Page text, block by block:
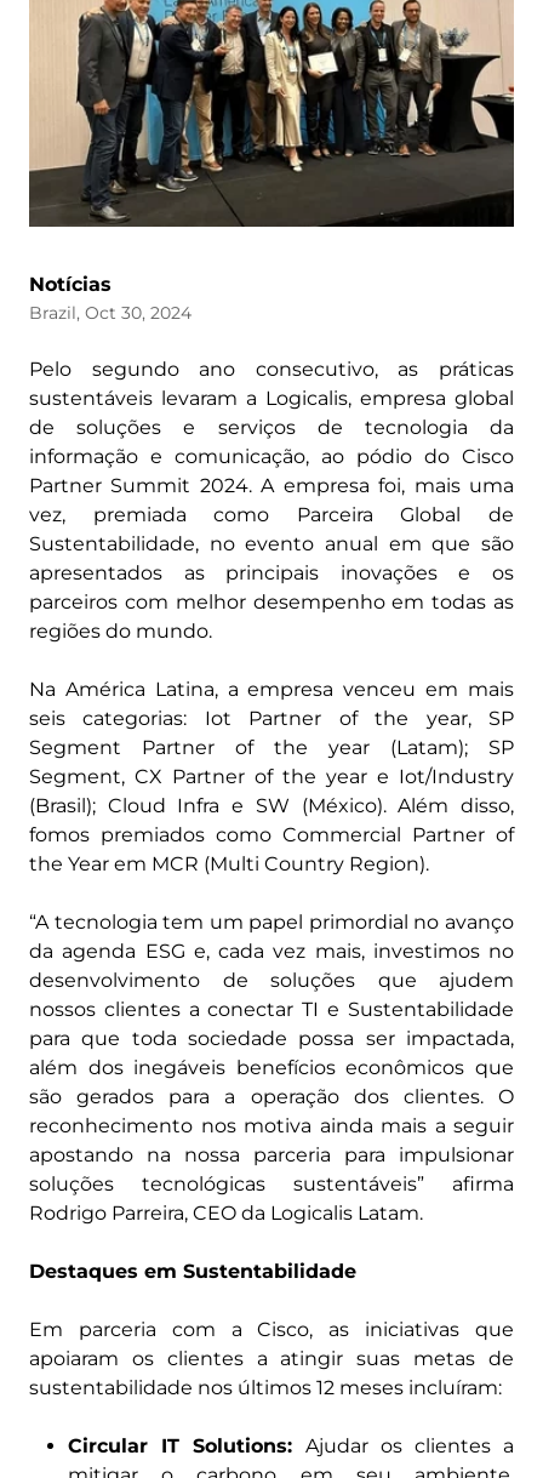
Notícias
Brazil, Oct 30, 2024
Pelo segundo ano consecutivo, as práticas
sustentáveis levaram a Logicalis, empresa global
de soluções e serviços de tecnologia da
informação e comunicação, ao pódio do Cisco
Partner Summit 2024. A empresa foi, mais uma
vez, premiada como Parceira Global de
Sustentabilidade, no evento anual em que são
apresentados as principais inovações e os
parceiros com melhor desempenho em todas as
regiões do mundo.
Na América Latina, a empresa venceu em mais
seis categorias: Iot Partner of the year, SP
Segment Partner of the year (Latam); SP
Segment, CX Partner of the year e Iot/Industry
(Brasil); Cloud Infra e SW (México). Além disso,
fomos premiados como Commercial Partner of
the Year em MCR (Multi Country Region).
“A tecnologia tem um papel primordial no avanço
da agenda ESG e, cada vez mais, investimos no
desenvolvimento de soluções que ajudem
nossos clientes a conectar TI e Sustentabilidade
para que toda sociedade possa ser impactada,
além dos inegáveis benefícios econômicos que
são gerados para a operação dos clientes. O
reconhecimento nos motiva ainda mais a seguir
apostando na nossa parceria para impulsionar
soluções tecnológicas sustentáveis” afirma
Rodrigo Parreira, CEO da Logicalis Latam.
Destaques em Sustentabilidade
Em parceria com a Cisco, as iniciativas que
apoiaram os clientes a atingir suas metas de
sustentabilidade nos últimos 12 meses incluíram:
Circular IT Solutions: Ajudar os clientes a